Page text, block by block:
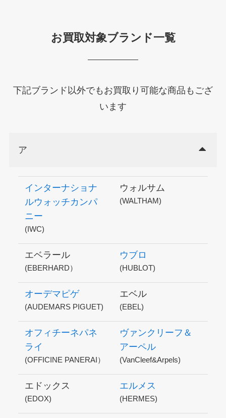
お買取対象ブランド一覧
下記ブランド以外でもお買取り可能な商品もござ
います
ア
インターナショナ
ルウォッチカンパ
ニー
(IWC)
ウォルサム
(WALTHAM)
エベラール
(EBERHARD）
ウブロ
(HUBLOT)
オーデマピゲ
(AUDEMARS PIGUET)
エベル
(EBEL)
オフィチーネパネ
ライ
(OFFICINE PANERAI）
ヴァンクリーフ＆
アーペル
(VanCleef&Arpels)
エドックス
(EDOX)
エルメス
(HERMES)